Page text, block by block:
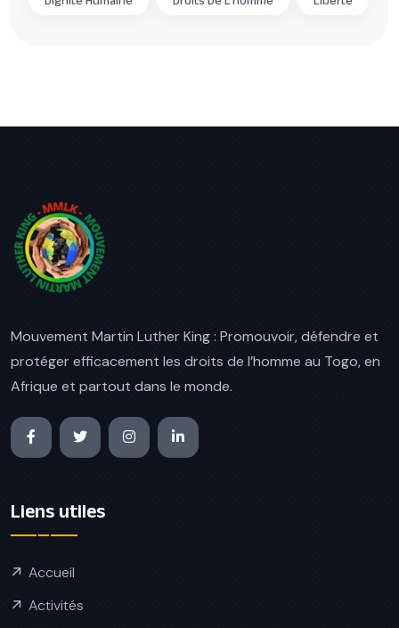
Mouvement Martin Luther King : Promouvoir, défendre et
protéger efficacement les droits de l’homme au Togo, en
Afrique et partout dans le monde.
Liens utiles
Accueil
Activités